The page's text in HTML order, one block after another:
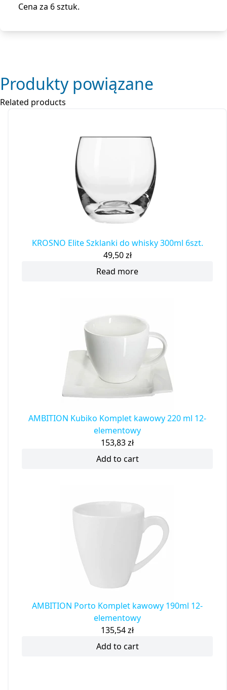
Cena za 6 sztuk.
Produkty powiązane
Related products
KROSNO Elite Szklanki do whisky 300ml 6szt.
49,50zł
Read more
AMBITION Kubiko Komplet kawowy 220 ml 12-
elementowy
153,83zł
Add to cart
AMBITION Porto Komplet kawowy 190ml 12-
elementowy
135,54zł
Add to cart